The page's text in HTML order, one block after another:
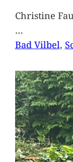
Christine
…
Bad Vilbel,